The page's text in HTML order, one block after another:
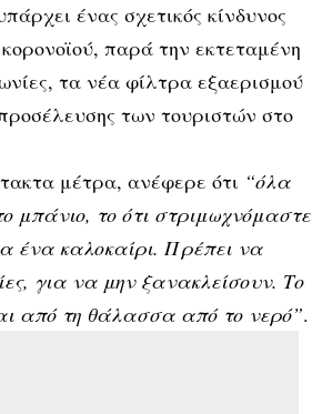
ένας σχετικός κίνδυνος
παρά την εκτεταμένη
τα νέα φίλτρα εξαερισμού
των τουριστών στο
μέτρα, ανέφερε ότι “όλα
μπάνιο, το ότι στριμωχνόμαστε
ένα καλοκαίρι. Πρέπει να
για να μην ξανακλείσουν. Το
από τη θάλασσα από το νερό”.